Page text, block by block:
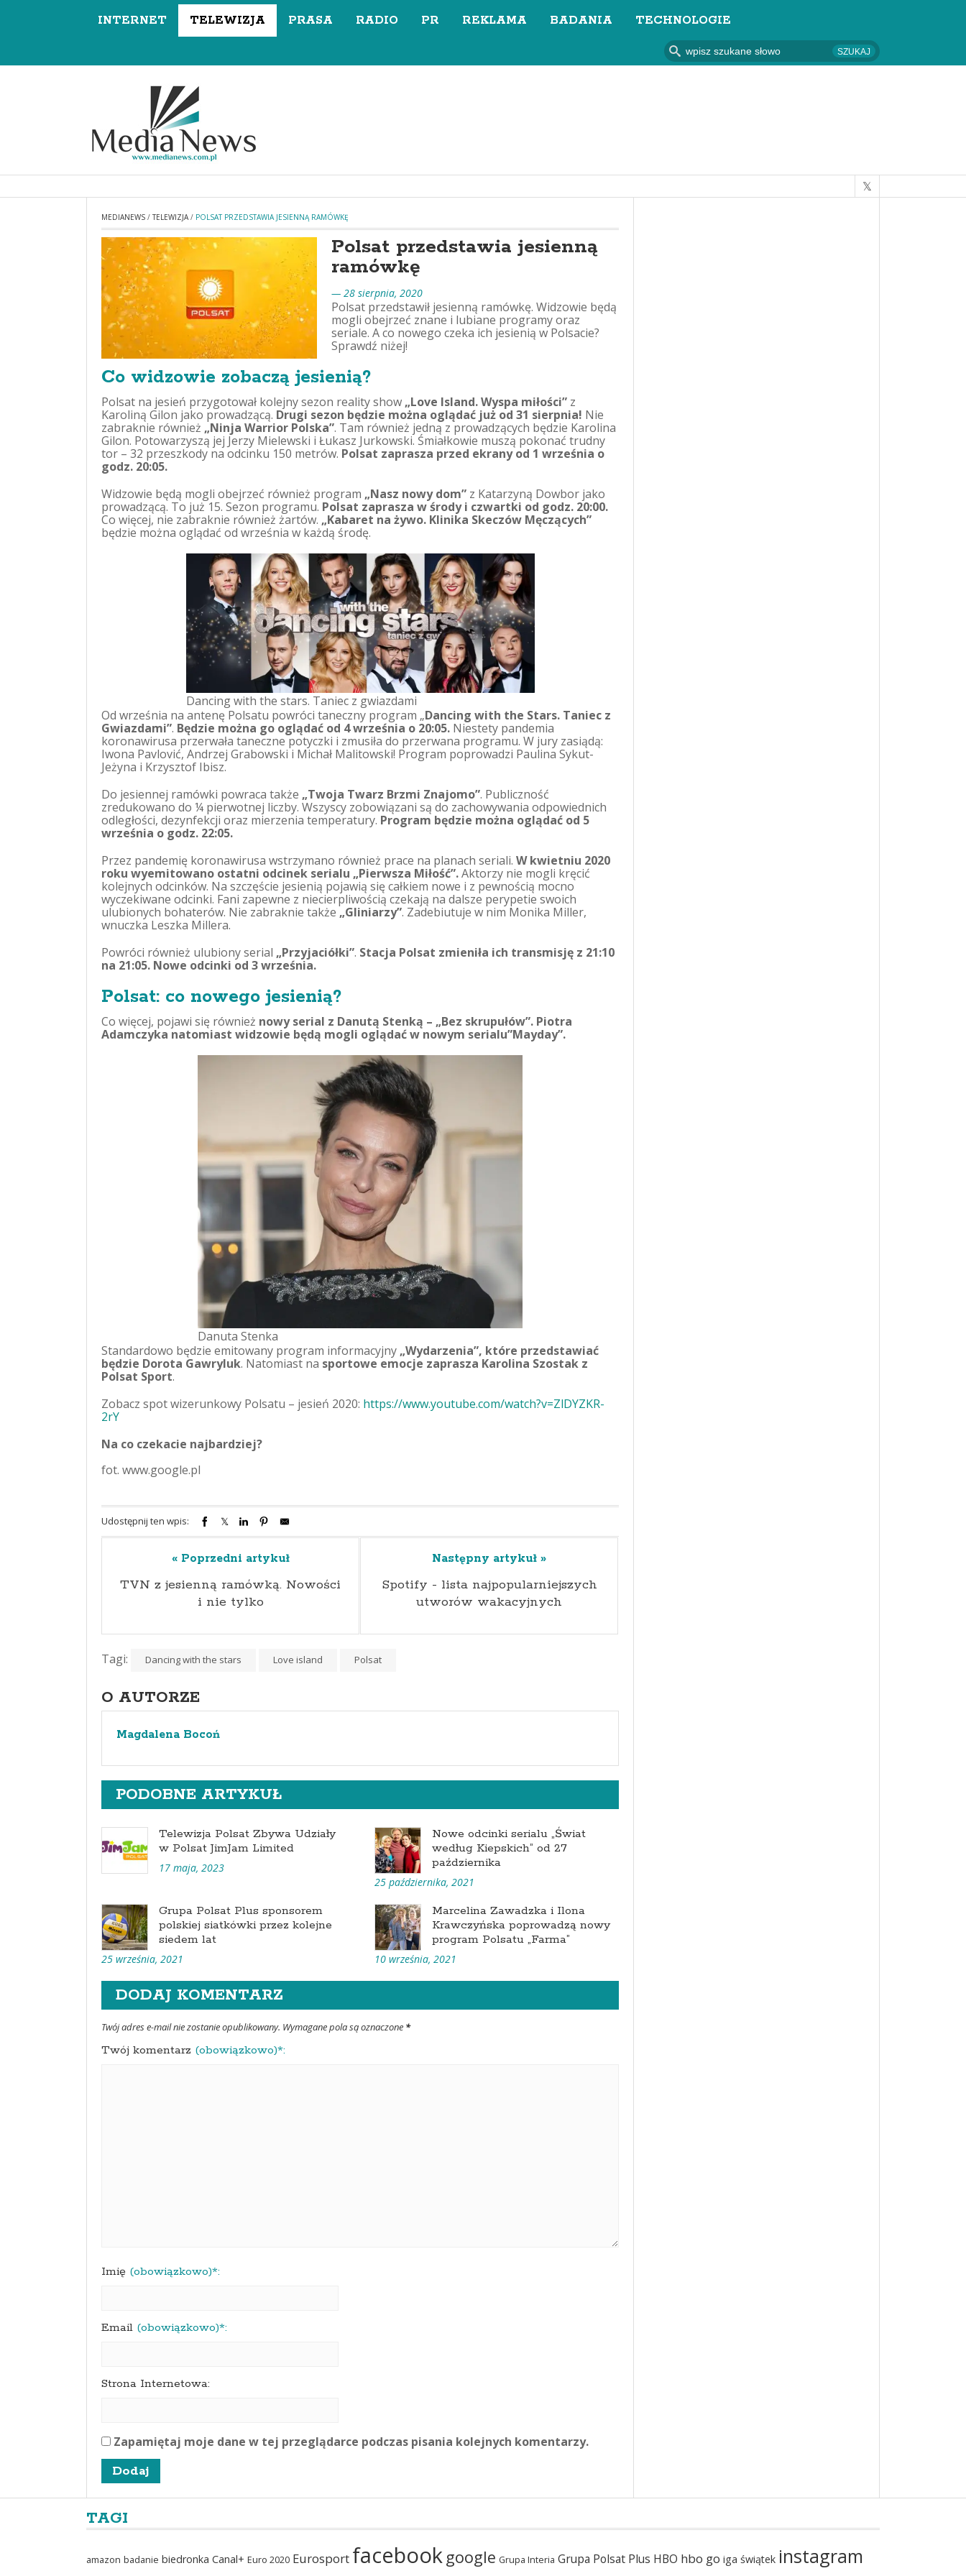
INTERNET TELEWIZJA PRASA RADIO PR REKLAMA BADANIA TECHNOLOGIE
MEDIANEWS /TELEWIZJA/ POLSAT PRZEDSTAWIA JESIENNĄ RAMÓWKĘ
Polsat przedstawia jesienną
ramówkę
— 28 sierpnia, 2020
Polsat przedstawił jesienną ramówkę. Widzowie będą
mogli obejrzeć znane i lubiane programy oraz
seriale. A co nowego czeka ich jesienią w Polsacie?
Sprawdź niżej!
Co widzowie zobaczą jesienią?
Polsat na jesień przygotował kolejny sezon reality show „Love Island. Wyspa miłości” z
Karoliną Gilon jako prowadzącą. Drugi sezon będzie można oglądać już od 31 sierpnia! Nie
zabraknie również „Ninja Warrior Polska”. Tam również jedną z prowadzących będzie Karolina
Gilon. Potowarzyszą jej Jerzy Mielewski i Łukasz Jurkowski. Śmiałkowie muszą pokonać trudny
tor – 32 przeszkody na odcinku 150 metrów. Polsat zaprasza przed ekrany od 1 września o
godz. 20:05.
Widzowie będą mogli obejrzeć również program „Nasz nowy dom” z Katarzyną Dowbor jako
prowadzącą. To już 15. Sezon programu. Polsat zaprasza w środy i czwartki od godz. 20:00.
Co więcej, nie zabraknie również żartów. „Kabaret na żywo. Klinika Skeczów Męczących”
będzie można oglądać od września w każdą środę.
Dancing with the stars. Taniec z gwiazdami
Od września na antenę Polsatu powróci taneczny program „Dancing with the Stars. Taniec z
Gwiazdami”. Będzie można go oglądać od 4 września o 20:05. Niestety pandemia
koronawirusa przerwała taneczne potyczki i zmusiła do przerwana programu. W jury zasiądą:
Iwona Pavlović, Andrzej Grabowski i Michał Malitowski! Program poprowadzi Paulina Sykut-
Jeżyna i Krzysztof Ibisz.
Do jesiennej ramówki powraca także „Twoja Twarz Brzmi Znajomo”. Publiczność
zredukowano do ¼ pierwotnej liczby. Wszyscy zobowiązani są do zachowywania odpowiednich
odległości, dezynfekcji oraz mierzenia temperatury. Program będzie można oglądać od 5
września o godz. 22:05.
Przez pandemię koronawirusa wstrzymano również prace na planach seriali. W kwietniu 2020
roku wyemitowano ostatni odcinek serialu „Pierwsza Miłość”.Aktorzy nie mogli kręcić
kolejnych odcinków. Na szczęście jesienią pojawią się całkiem nowe i z pewnością mocno
wyczekiwane odcinki. Fani zapewne z niecierpliwością czekają na dalsze perypetie swoich
ulubionych bohaterów. Nie zabraknie także „Gliniarzy”. Zadebiutuje w nim Monika Miller,
wnuczka Leszka Millera.
Powróci również ulubiony serial „Przyjaciółki”. Stacja Polsat zmieniła ich transmisję z 21:10
na 21:05. Nowe odcinki od 3 września.
Polsat: co nowego jesienią?
Co więcej, pojawi się również nowy serial z Danutą Stenką – „Bez skrupułów”. Piotra
Adamczyka natomiast widzowie będą mogli oglądać w nowym serialu”Mayday”.
Danuta Stenka
Standardowo będzie emitowany program informacyjny „Wydarzenia”, które przedstawiać
będzie Dorota Gawryluk. Natomiast na sportowe emocje zaprasza Karolina Szostak z
Polsat Sport.
Zobacz spot wizerunkowy Polsatu – jesień 2020: https://www.youtube.com/watch?v=ZlDYZKR-
2rY
Na co czekacie najbardziej?
fot. www.google.pl
Udostępnij ten wpis:
« Poprzedni artykuł
TVN z jesienną ramówką. Nowości
i nie tylko
Następny artykuł »
Spotify - lista najpopularniejszych
utworów wakacyjnych
Tagi: Dancing with the stars Love island Polsat
O AUTORZE
Magdalena Bocoń
PODOBNE ARTYKUŁ
Telewizja Polsat Zbywa Udziały
w Polsat JimJam Limited
17 maja, 2023
Nowe odcinki serialu „Świat
według Kiepskich” od 27
października
25 października, 2021
Grupa Polsat Plus sponsorem
polskiej siatkówki przez kolejne
siedem lat
25 września, 2021
Marcelina Zawadzka i Ilona
Krawczyńska poprowadzą nowy
program Polsatu „Farma”
10 września, 2021
DODAJ KOMENTARZ
Twój adres e-mail nie zostanie opublikowany. Wymagane pola są oznaczone *
Twój komentarz (obowiązkowo)*:
Imię (obowiązkowo)*:
Email (obowiązkowo)*:
Strona Internetowa:
Zapamiętaj moje dane w tej przeglądarce podczas pisania kolejnych komentarzy.
TAGI
amazon badanie biedronka Canal+ Euro 2020 Eurosport facebook google Grupa Interia Grupa Polsat Plus HBO hbo go iga świątek instagram